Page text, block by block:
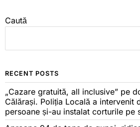
Caută
RECENT POSTS
„Cazare gratuită, all inclusive” pe
Călărași. Poliția Locală a intervenit
persoane și-au instalat corturile pe